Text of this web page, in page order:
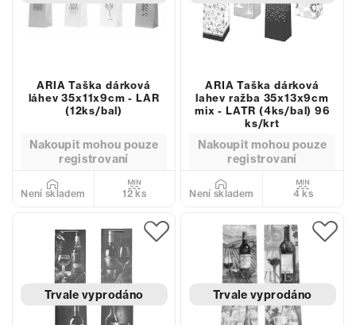
ARIA Taška dárková
láhev 35x11x9cm - LAR
(12ks/bal)
Nakoupit mohou pouze
registrovaní
Není skladem 12 ks
ARIA Taška dárková
lahev ražba 35x13x9cm
mix - LATR (4ks/bal) 96
ks/krt
Nakoupit mohou pouze
registrovaní
Není skladem 4 ks
Trvale vyprodáno Trvale vyprodáno